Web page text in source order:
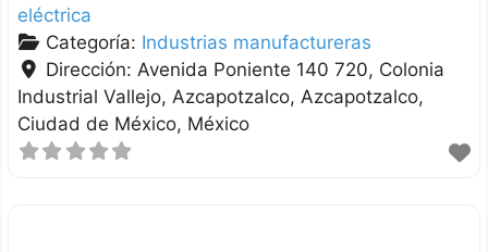
eléctrica
Categoría: Industrias manufactureras
Dirección: Avenida Poniente 140 720, Colonia
Industrial Vallejo, Azcapotzalco Azcapotzalco
Ciudad de México México